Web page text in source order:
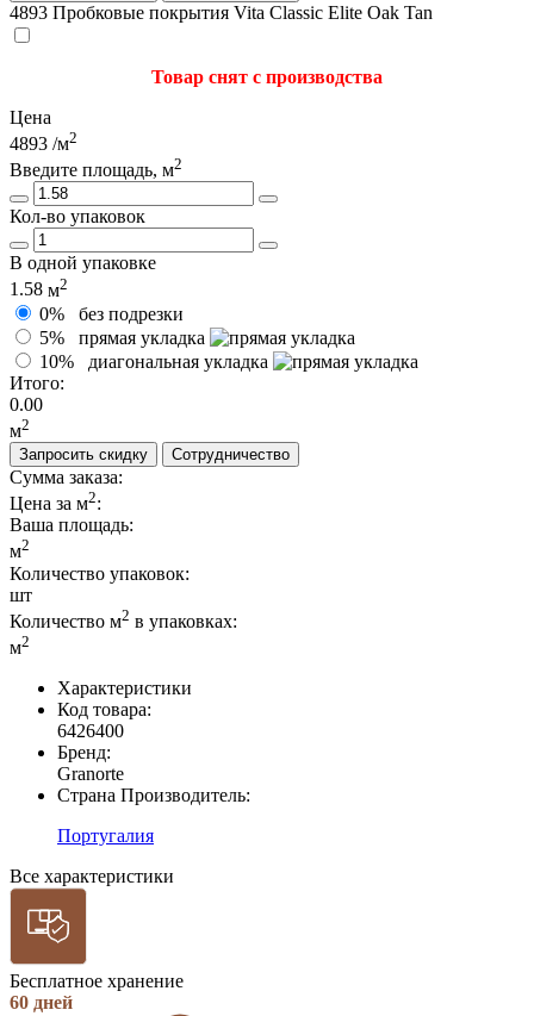
4893 Пробковые покрытия Vita Classic Elite Oak Tan
Товар снят с производства
Цена
4893 /м2
Введите площадь, м2
Кол-во упаковок
В одной упаковке
1.58 м2
0% без подрезки
5% прямая укладка
10% диагональная укладка
Итого:
0.00
м2
Запросить скидку
Сотрудничество
Сумма заказа:
Цена за м2:
Ваша площадь:
м2
Количество упаковок:
шт
Количество м2 в упаковках:
м2
Характеристики
Код товара:
6426400
Бренд:
Granorte
Страна Производитель:
Португалия
Все характеристики
Бесплатное хранение
60 дней